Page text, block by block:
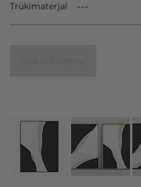
Trükimaterjal